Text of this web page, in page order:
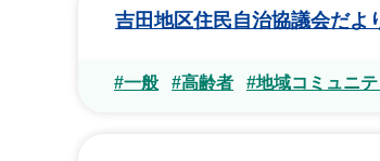
吉田地区住民自治協議会だよ
#一般 #高齢者 #地域コミュニ